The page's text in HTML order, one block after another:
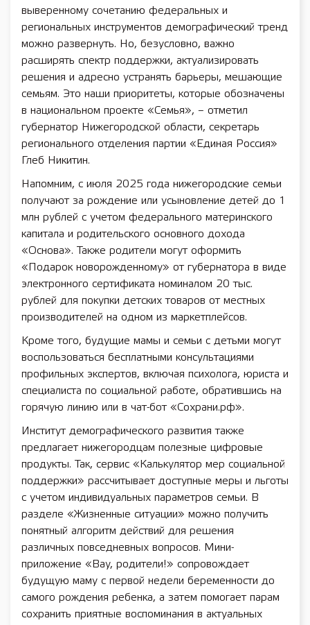
выверенному сочетанию федеральных и
региональных инструментов демографический тренд
можно развернуть. Но, безусловно, важно
расширять спектр поддержки, актуализировать
решения и адресно устранять барьеры, мешающие
семьям. Это наши приоритеты, которые обозначены
в национальном проекте «Семья», – отметил
губернатор Нижегородской области, секретарь
регионального отделения партии «Единая Россия»
Глеб Никитин.
Напомним, с июля 2025 года нижегородские семьи
получают за рождение или усыновление детей до 1
млн рублей с учетом федерального материнского
капитала и родительского основного дохода
«Основа». Также родители могут оформить
«Подарок новорожденному» от губернатора в виде
электронного сертификата номиналом 20 тыс.
рублей для покупки детских товаров от местных
производителей на одном из маркетплейсов.
Кроме того, будущие мамы и семьи с детьми могут
воспользоваться бесплатными консультациями
профильных экспертов, включая психолога, юриста и
специалиста по социальной работе, обратившись на
горячую линию или в чат-бот «Сохрани.рф».
Институт демографического развития также
предлагает нижегородцам полезные цифровые
продукты. Так, сервис «Калькулятор мер социальной
поддержки» рассчитывает доступные меры и льготы
с учетом индивидуальных параметров семьи. В
разделе «Жизненные ситуации» можно получить
понятный алгоритм действий для решения
различных повседневных вопросов. Мини-
приложение «Вау, родители!» сопровождает
будущую маму с первой недели беременности до
самого рождения ребенка, а затем помогает парам
сохранить приятные воспоминания в актуальных